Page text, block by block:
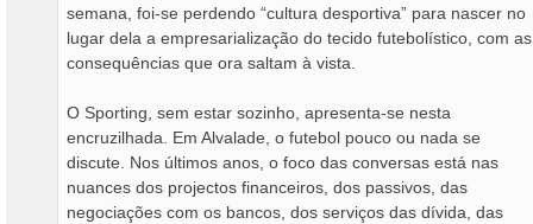
semana, foi-se perdendo “cultura desportiva” para nascer no
lugar dela a empresarialização do tecido futebolístico, com as
consequências que ora saltam à vista.
O Sporting, sem estar sozinho, apresenta-se nesta
encruzilhada. Em Alvalade, o futebol pouco ou nada se
discute. Nos últimos anos, o foco das conversas está nas
nuances dos projectos financeiros, dos passivos, das
negociações com os bancos, dos serviços das dívida, das